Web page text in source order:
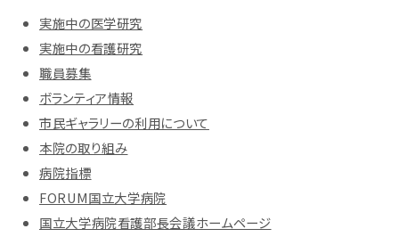
実施中の医学研究
実施中の看護研究
職員募集
ボランティア情報
市民ギャラリーの利用について
本院の取り組み
病院指標
FORUM国立大学病院
国立大学病院看護部長会議ホームページ